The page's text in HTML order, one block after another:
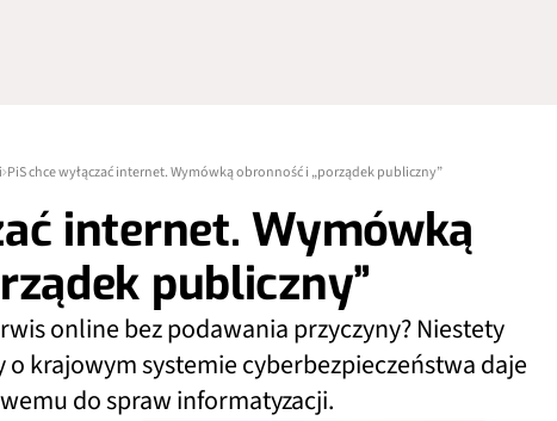
PiS chce wyłączać internet. Wymówką obronność i „porządek publiczny”
internet. Wymówką
publiczny”
online bez podawania przyczyny? Niestety
krajowym systemie cyberbezpieczeństwa daje
do spraw informatyzacji.